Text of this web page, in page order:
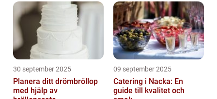
30 september 2025
Planera ditt drömbröllop
med hjälp av
09 september 2025
Catering i Nacka: En
guide till kvalitet och